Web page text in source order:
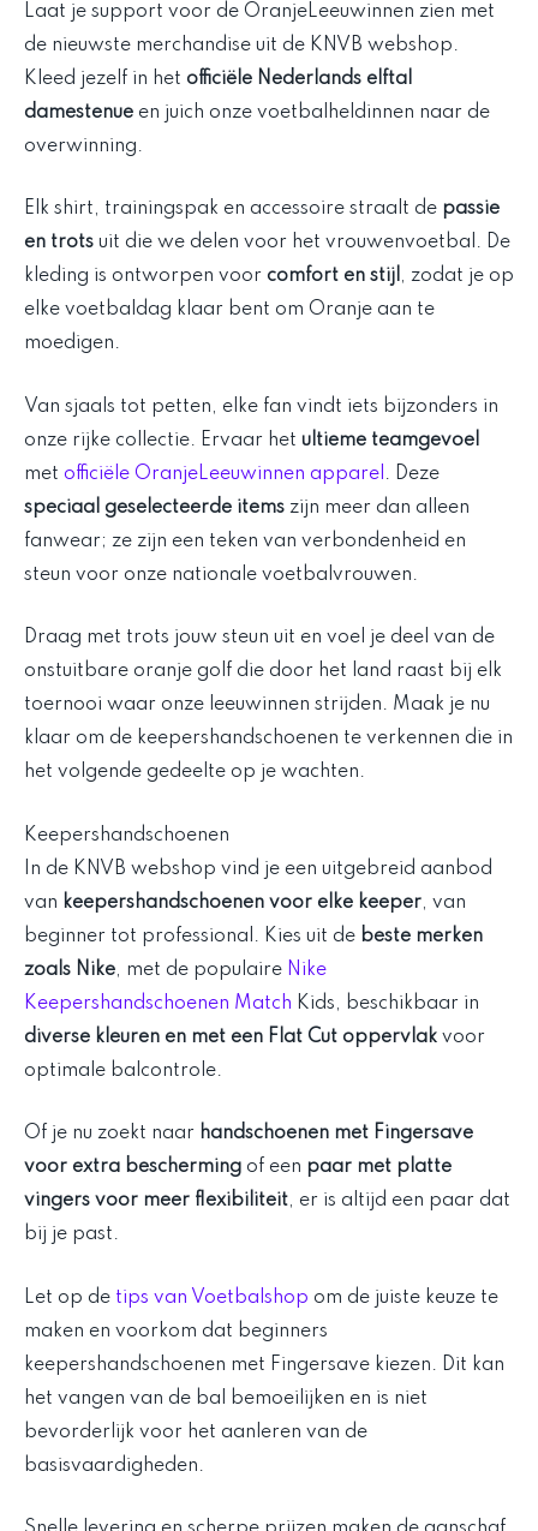
Laat je support voor de OranjeLeeuwinnen zien met
de nieuwste merchandise uit de KNVB webshop.
Kleed jezelf in het officiële Nederlands elftal
damestenue en juich onze voetbalheldinnen naar de
overwinning.
Elk shirt, trainingspak en accessoire straalt de passie
en trots uit die we delen voor het vrouwenvoetbal. De
kleding is ontworpen voor comfort en stijl, zodat je op
elke voetbaldag klaar bent om Oranje aan te
moedigen.
Van sjaals tot petten, elke fan vindt iets bijzonders in
onze rijke collectie. Ervaar het ultieme teamgevoel
met officiële OranjeLeeuwinnen apparel . Deze
speciaal geselecteerde items zijn meer dan alleen
fanwear; ze zijn een teken van verbondenheid en
steun voor onze nationale voetbalvrouwen.
Draag met trots jouw steun uit en voel je deel van de
onstuitbare oranje golf die door het land raast bij elk
toernooi waar onze leeuwinnen strijden. Maak je nu
klaar om de keepershandschoenen te verkennen die in
het volgende gedeelte op je wachten.
Keepershandschoenen
In de KNVB webshop vind je een uitgebreid aanbod
van keepershandschoenen voor elke keeper, van
beginner tot professional. Kies uit de beste merken
zoals Nike, met de populaire Nike
Keepershandschoenen Match Kids, beschikbaar in
diverse kleuren en met een Flat Cut oppervlak voor
optimale balcontrole.
Of je nu zoekt naar handschoenen met Fingersave
voor extra bescherming of een paar met platte
vingers voor meer flexibiliteit, er is altijd een paar dat
bij je past.
Let op de tips van Voetbalshop om de juiste keuze te
maken en voorkom dat beginners
keepershandschoenen met Fingersave kiezen. Dit kan
het vangen van de bal bemoeilijken en is niet
bevorderlijk voor het aanleren van de
basisvaardigheden.